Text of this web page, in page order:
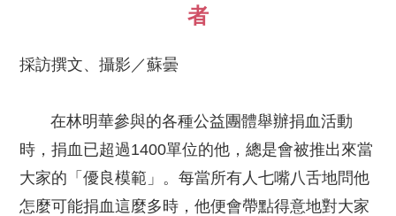
者
採訪撰文、攝影／蘇曇
在林明華參與的各種公益團體舉辦捐血活動
時，捐血已超過1400單位的他，總是會被推出來當
大家的「優良模範」。每當所有人七嘴八舌地問他
怎麼可能捐血這麼多時，他便會帶點得意地對大家